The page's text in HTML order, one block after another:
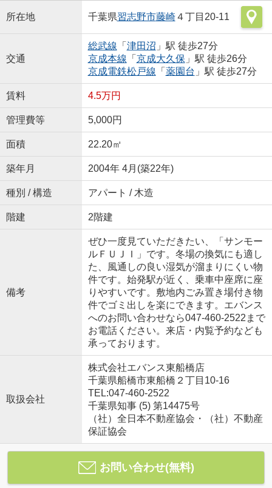
所在地 千葉県習志野市藤崎４丁目20‐11
交通
総武線 「 津田沼 」駅 徒歩27分
京成本線 「 京成大久保 」駅 徒歩26分
京成電鉄松戸線 「 薬園台 」駅 徒歩27分
賃料 4.5万円
管理費等 5,000円
面積 22.20㎡
築年月 2004年 4月(築22年)
種別 / 構造 アパート / 木造
階建 2階建
備考
ぜひ一度見ていただきたい、「サンモー
ルＦＵＪＩ」です。冬場の換気にも適し
た、風通しの良い湿気が溜まりにくい物
件です。始発駅が近く、乗車中座席に座
りやすいです。敷地内ごみ置き場付き物
件でゴミ出しを楽にできます。エバンス
へのお問い合わせなら047-460-2522まで
お電話ください。来店・内覧予約なども
承っております。
取扱会社
株式会社エバンス東船橋店
千葉県船橋市東船橋２丁目10-16
TEL:047-460-2522
千葉県知事 (5) 第14475号
（社）全日本不動産協会・（社）不動産
保証協会
お問い合わせ(無料)